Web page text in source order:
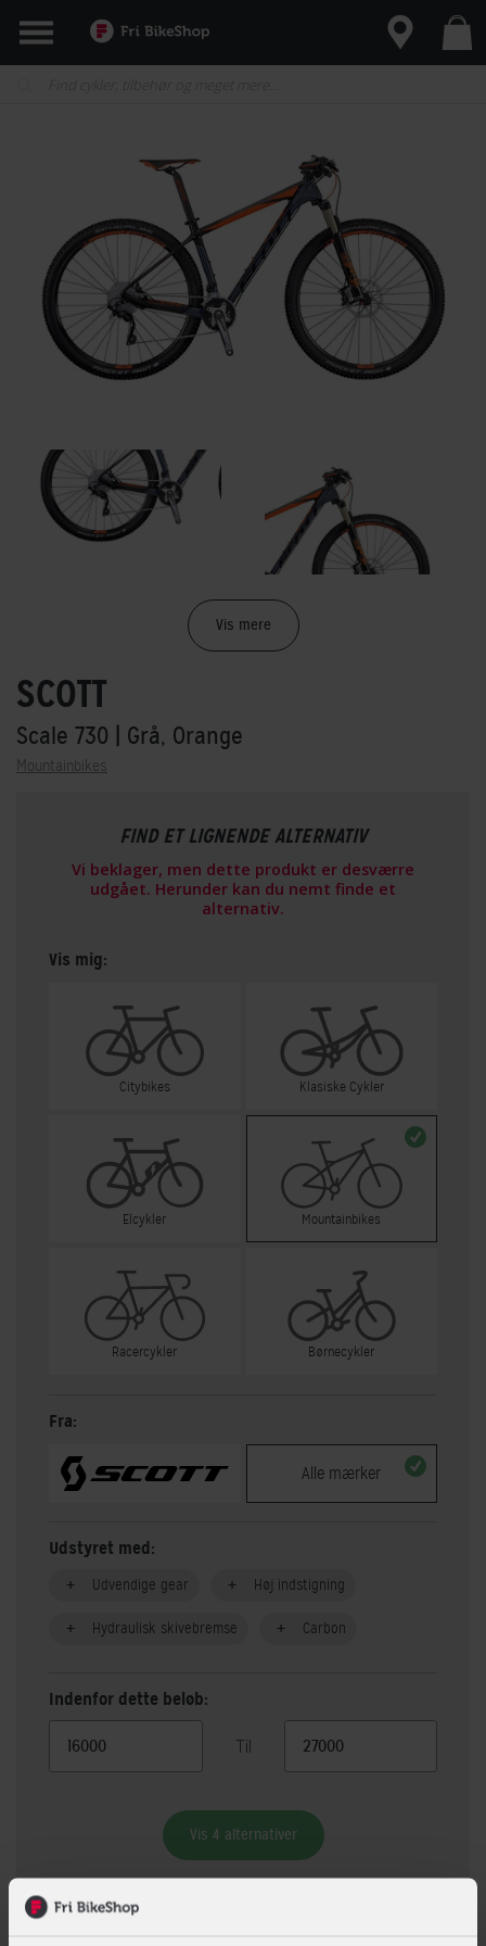
Vis mere
SCOTT
Scale 730 | Grå, Orange
Mountainbikes
FIND ET LIGNENDE ALTERNATIV
Vi beklager, men dette produkt er desværre
udgået. Herunder kan du nemt finde et
alternativ.
Vis mig:
Citybikes Klasiske Cykler
Elcykler Mountainbikes
Racercykler Børnecykler
Fra:
Alle mærker
Udstyret med:
Udvendige gear Høj indstigning
Hydraulisk skivebremse Carbon
Indenfor dette beløb:
Til
Vis 4 alternativer
Beskrivelse